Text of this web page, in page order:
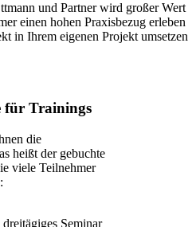
und Partner wird großer Wert
einen hohen Praxisbezug erleben
in Ihrem eigenen Projekt umsetzen
für Trainings
die
heißt der gebuchte
viele Teilnehmer
Seminar